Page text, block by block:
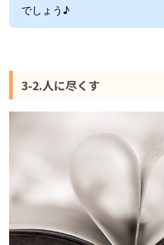
でしょう♪
3-2.人に尽くす